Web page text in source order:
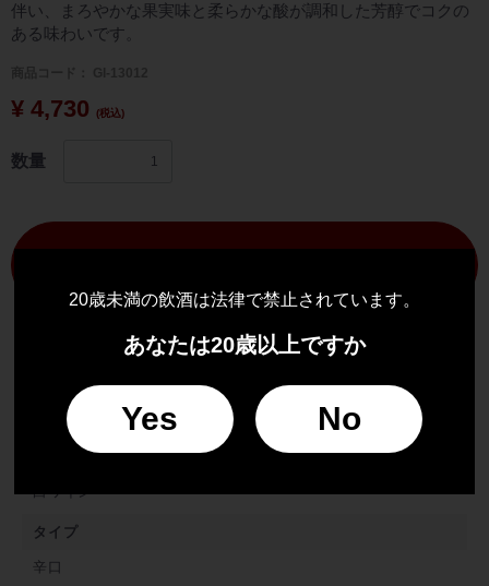
20歳未満の飲酒は法律で禁止されています。
あなたは20歳以上ですか
Yes No
伴い、まろやかな果実味と柔らかな酸が調和した芳醇でコクの
ある味わいです。
¥ 4,730 (税込)
数量
白ワイン
タイプ
辛口